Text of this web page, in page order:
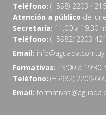
Teléfono: (+598) 2203 4216
Atención a público de
Secretaría: 11:00 a 19:30
Teléfono: (+5982) 2203-
Email: info@aguada.com.uy
Formativas: 13:00 a 19:30
Teléfono: (+5982) 2209-
Email: